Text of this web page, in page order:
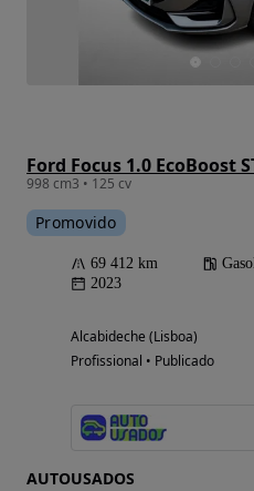
Ford Focus 1.0 EcoBoost
998 cm3 • 125 cv
Promovido
69 412 km
2023
Alcabideche (Lisboa)
Profissional • Publicado
AUTOUSADOS